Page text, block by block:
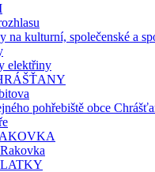
na kulturní, společenské a
elektřiny
pohřebiště obce